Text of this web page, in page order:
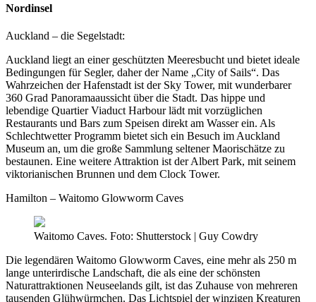
Nordinsel
Auckland – die Segelstadt:
Auckland liegt an einer geschützten Meeresbucht und bietet ideale
Bedingungen für Segler, daher der Name „City of Sails“. Das
Wahrzeichen der Hafenstadt ist der Sky Tower, mit wunderbarer
360 Grad Panoramaaussicht über die Stadt. Das hippe und
lebendige Quartier Viaduct Harbour lädt mit vorzüglichen
Restaurants und Bars zum Speisen direkt am Wasser ein. Als
Schlechtwetter Programm bietet sich ein Besuch im Auckland
Museum an, um die große Sammlung seltener Maorischätze zu
bestaunen. Eine weitere Attraktion ist der Albert Park, mit seinem
viktorianischen Brunnen und dem Clock Tower.
Hamilton – Waitomo Glowworm Caves
Waitomo Caves. Foto: Shutterstock | Guy Cowdry
Die legendären Waitomo Glowworm Caves, eine mehr als 250 m
lange unterirdische Landschaft, die als eine der schönsten
Naturattraktionen Neuseelands gilt, ist das Zuhause von mehreren
tausenden Glühwürmchen. Das Lichtspiel der winzigen Kreaturen